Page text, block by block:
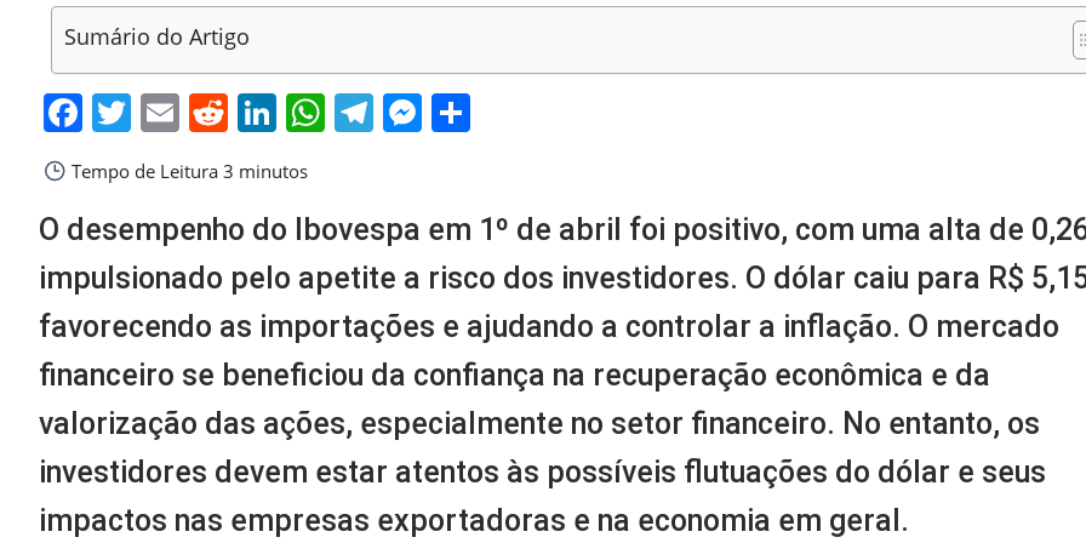
Sumário do Artigo
Facebook
Twitter
EmailReddit
LinkedIn
WhatsApp
Telegram
Messenger
Tempo de Leitura 3 minutos
O desempenho do Ibovespa em 1º de abril foi positivo, com uma alta de
impulsionado pelo apetite a risco dos investidores. O dólar caiu para R$
favorecendo as importações e ajudando a controlar a inflação. O mercado
financeiro se beneficiou da confiança na recuperação econômica e da
valorização das ações, especialmente no setor financeiro. No entanto, os
investidores devem estar atentos às possíveis flutuações do dólar e seus
impactos nas empresas exportadoras e na economia em geral.